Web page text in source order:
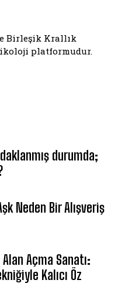
Birleşik Krallık
platformudur.
durumda;
Neden Bir Alışveriş
Açma Sanatı:
Kalıcı Öz